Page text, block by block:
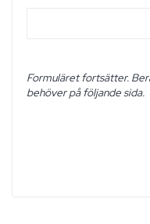
Formuläret fortsätter.
behöver på följande sida.